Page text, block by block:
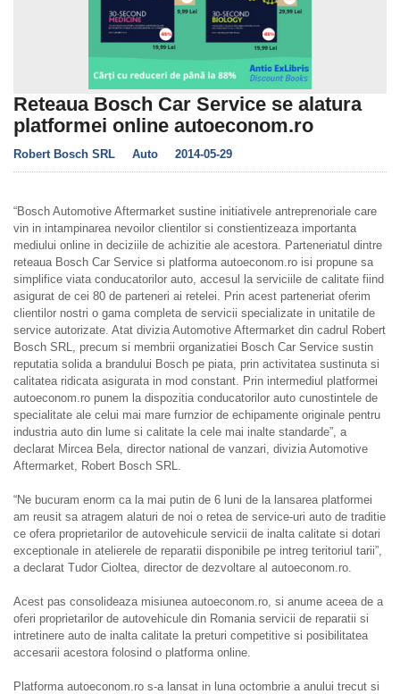
Reteaua Bosch Car Service se alatura
platformei online autoeconom.ro
Robert Bosch SRL Auto 2014-05-29
“Bosch Automotive Aftermarket sustine initiativele antreprenoriale care
vin in intampinarea nevoilor clientilor si constientizeaza importanta
mediului online in deciziile de achizitie ale acestora. Parteneriatul dintre
reteaua Bosch Car Service si platforma autoeconom.ro isi propune sa
simplifice viata conducatorilor auto, accesul la serviciile de calitate fiind
asigurat de cei 80 de parteneri ai retelei. Prin acest parteneriat oferim
clientilor nostri o gama completa de servicii specializate in unitatile de
service autorizate. Atat divizia Automotive Aftermarket din cadrul Robert
Bosch SRL, precum si membrii organizatiei Bosch Car Service sustin
reputatia solida a brandului Bosch pe piata, prin activitatea sustinuta si
calitatea ridicata asigurata in mod constant. Prin intermediul platformei
autoeconom.ro punem la dispozitia conducatorilor auto cunostintele de
specialitate ale celui mai mare furnzior de echipamente originale pentru
industria auto din lume si calitate la cele mai inalte standarde”, a
declarat Mircea Bela, director national de vanzari, divizia Automotive
Aftermarket, Robert Bosch SRL.
“Ne bucuram enorm ca la mai putin de 6 luni de la lansarea platformei
am reusit sa atragem alaturi de noi o retea de service-uri auto de traditie
ce ofera proprietarilor de autovehicule servicii de inalta calitate si dotari
exceptionale in atelierele de reparatii disponibile pe intreg teritoriul tarii”,
a declarat Tudor Cioltea, director de dezvoltare al autoeconom.ro.
Acest pas consolideaza misiunea autoeconom.ro, si anume aceea de a
oferi proprietarilor de autovehicule din Romania servicii de reparatii si
intretinere auto de inalta calitate la preturi competitive si posibilitatea
accesarii acestora folosind o platforma online.
Platforma autoeconom.ro s-a lansat in luna octombrie a anului trecut si